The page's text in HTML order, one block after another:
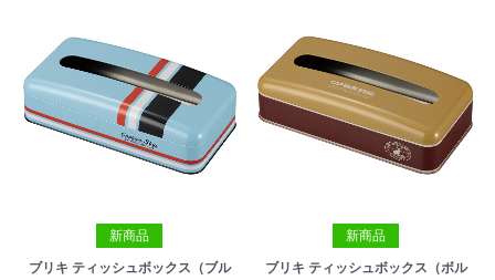
新商品
ブリキ ティッシュボックス（ブル
新商品
ブリキ ティッシュボックス（ボル